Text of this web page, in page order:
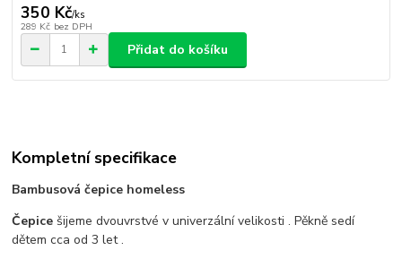
350 Kč/ks
289 Kč bez DPH
Přidat do košíku
Kompletní specifikace
Bambusová čepice homeless
Čepice šijeme dvouvrstvé v univerzální velikosti . Pěkně sedí
dětem cca od 3 let .